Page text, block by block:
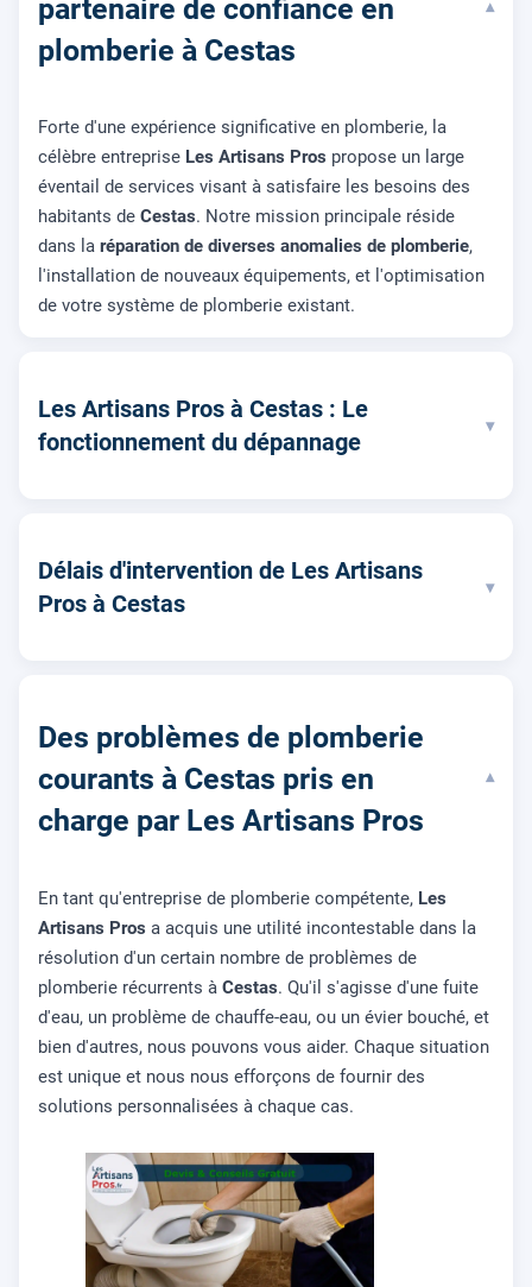
partenaire de confiance en
plomberie à Cestas
▾
Forte d'une expérience significative en plomberie, la
célèbre entreprise Les Artisans Pros propose un large
éventail de services visant à satisfaire les besoins des
habitants de Cestas. Notre mission principale réside
dans la réparation de diverses anomalies de plomberie,
l'installation de nouveaux équipements, et l'optimisation
de votre système de plomberie existant.
Les Artisans Pros à Cestas : Le
fonctionnement du dépannage
▾
Délais d'intervention de Les Artisans
Pros à Cestas
▾
Des problèmes de plomberie
courants à Cestas pris en
charge par Les Artisans Pros
▾
En tant qu'entreprise de plomberie compétente, Les
Artisans Pros a acquis une utilité incontestable dans la
résolution d'un certain nombre de problèmes de
plomberie récurrents à Cestas. Qu'il s'agisse d'une fuite
d'eau, un problème de chauffe-eau, ou un évier bouché, et
bien d'autres, nous pouvons vous aider. Chaque situation
est unique et nous nous efforçons de fournir des
solutions personnalisées à chaque cas.